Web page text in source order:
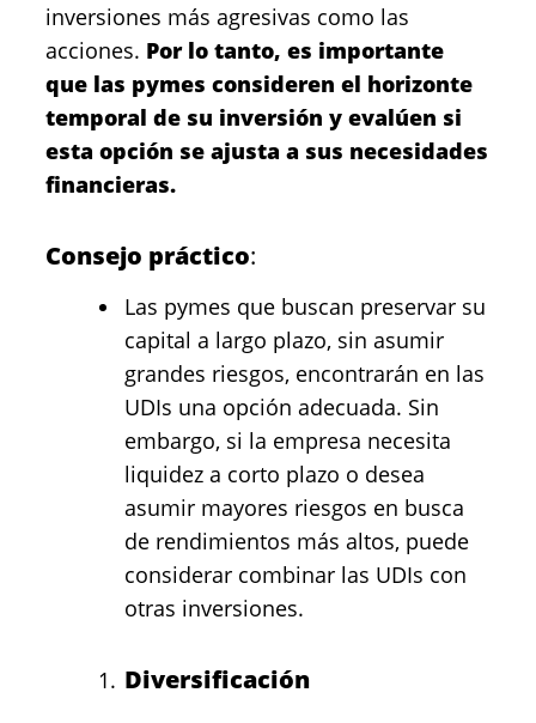
inversiones más agresivas como las
acciones. Por lo tanto, es importante
que las pymes consideren el horizonte
temporal de su inversión y evalúen si
esta opción se ajusta a sus necesidades
financieras.
Consejo práctico:
Las pymes que buscan preservar su
capital a largo plazo, sin asumir
grandes riesgos, encontrarán en las
UDIs una opción adecuada. Sin
embargo, si la empresa necesita
liquidez a corto plazo o desea
asumir mayores riesgos en busca
de rendimientos más altos, puede
considerar combinar las UDIs con
otras inversiones.
Diversificación